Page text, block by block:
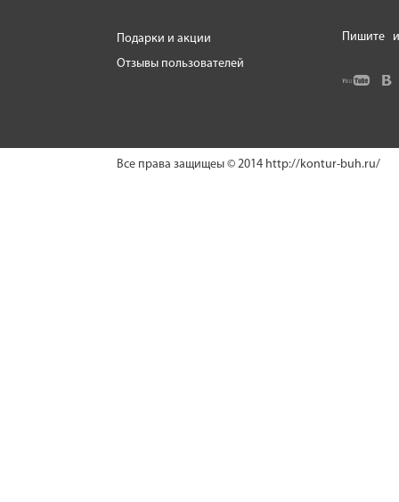
Подарки и акции
Отзывы пользователей
Пишите
Все права защищеы © 2014 http://kontur-buh.ru/